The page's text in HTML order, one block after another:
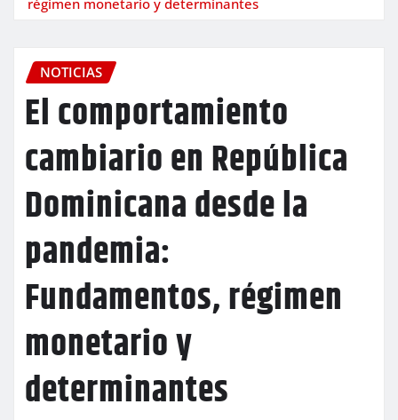
NOTICIAS
El comportamiento
cambiario en República
Dominicana desde la
pandemia:
Fundamentos, régimen
monetario y
determinantes